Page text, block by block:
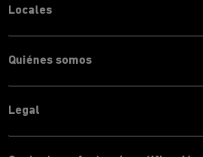
Locales
Quiénes somos
Legal